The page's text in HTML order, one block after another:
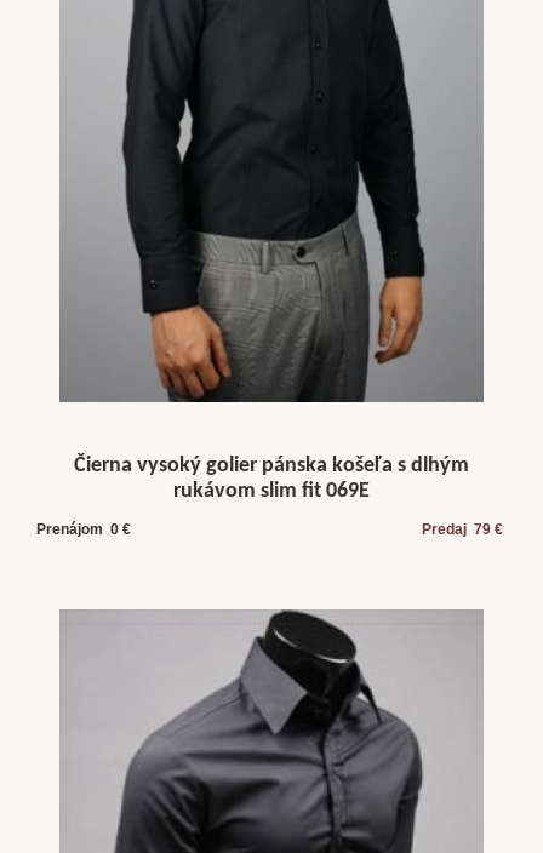
Čierna vysoký golier pánska košeľa s dlhým
rukávom slim fit 069E
Prenájom 0 € Predaj 79 €